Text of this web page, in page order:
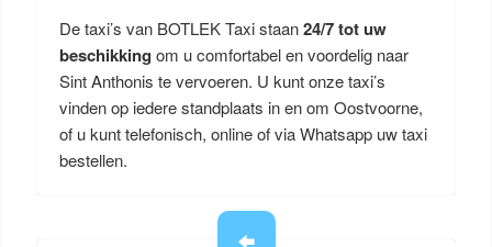
De taxi’s van BOTLEK Taxi staan24/7 tot uw
beschikking om u comfortabel en voordelig naar
Sint Anthonis te vervoeren. U kunt onze taxi’s
vinden op iedere standplaats in en om Oostvoorne,
of u kunt telefonisch, online of via Whatsapp uw taxi
bestellen.